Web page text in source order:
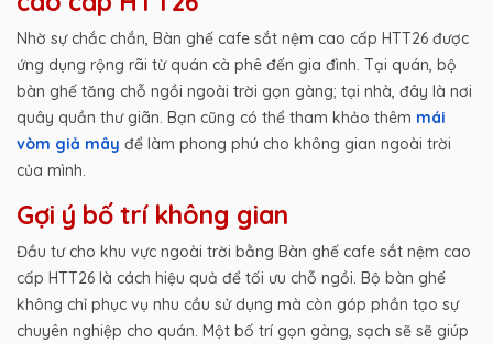
Nhờ sự chắc chắn, Bàn ghế cafe sắt nệm cao cấp HTT26 được
ứng dụng rộng rãi từ quán cà phê đến gia đình. Tại quán, bộ
bàn ghế tăng chỗ ngồi ngoài trời gọn gàng; tại nhà, đây là nơi
quây quần thư giãn. Bạn cũng có thể tham khảo thêm mái
vòm giả mây để làm phong phú cho không gian ngoài trời
của mình.
Gợi ý bố trí không gian
Đầu tư cho khu vực ngoài trời bằng Bàn ghế cafe sắt nệm cao
cấp HTT26 là cách hiệu quả để tối ưu chỗ ngồi. Bộ bàn ghế
không chỉ phục vụ nhu cầu sử dụng mà còn góp phần tạo sự
chuyên nghiệp cho quán. Một bố trí gọn gàng, sạch sẽ sẽ giúp